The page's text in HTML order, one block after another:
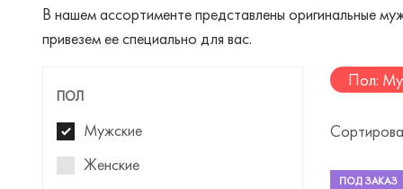
В нашем ассортименте представлены оригинальные
привезем ее специально для вас.
ПОЛ
Мужские
Женские
Пол:
ПОД ЗАКАЗ